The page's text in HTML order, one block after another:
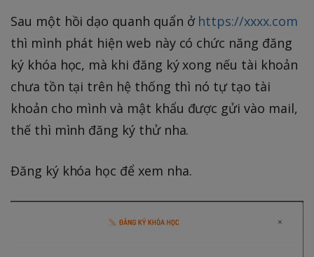
Sau một hồi dạo quanh quẩn ở https://xxxx.com
thì mình phát hiện web này có chức năng đăng
ký khóa học, mà khi đăng ký xong nếu tài khoản
chưa tồn tại trên hệ thống thì nó tự tạo tài
khoản cho mình và mật khẩu được gửi vào mail,
thế thì mình đăng ký thử nha.
Đăng ký khóa học để xem nha.